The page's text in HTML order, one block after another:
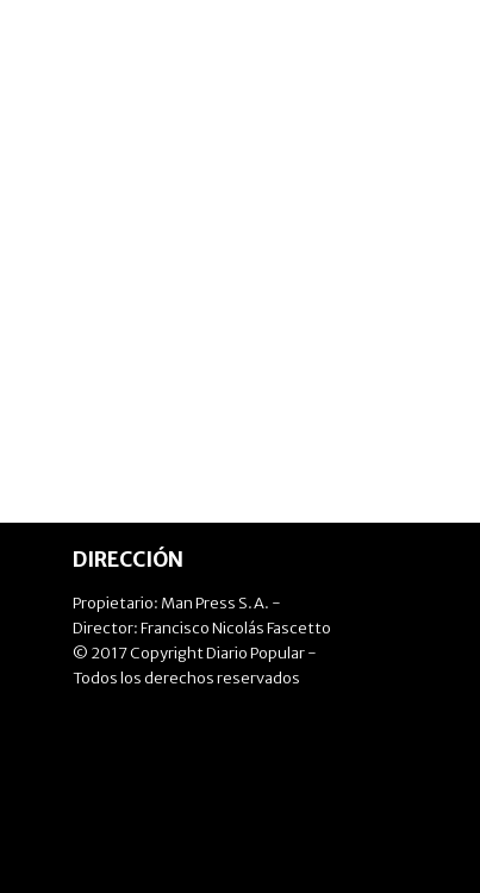
DIRECCIÓN
Propietario: Man Press S.A. -
Director: Francisco Nicolás Fascetto
© 2017 Copyright Diario Popular -
Todos los derechos reservados